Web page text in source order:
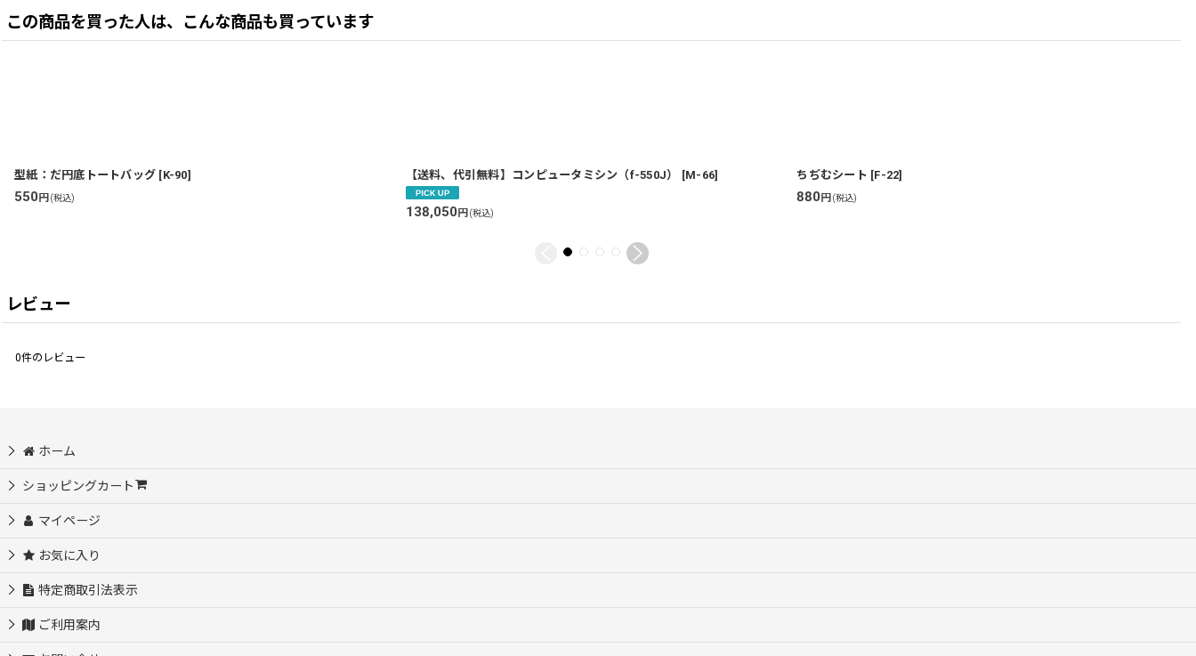
この商品を買った人は、こんな商品も買っています
型紙：だ円底トートバッグ [K-90]
550円(税込)
【送料、代引無料】コンピュータミシン（f-550J） [M-66]
138,050円 (税込)
ちぢむシート [F-22]
880円(税込)
レビュー
0件のレビュー
ホーム
ショッピングカート
マイページ
お気に入り
特定商取引法表示
ご利用案内